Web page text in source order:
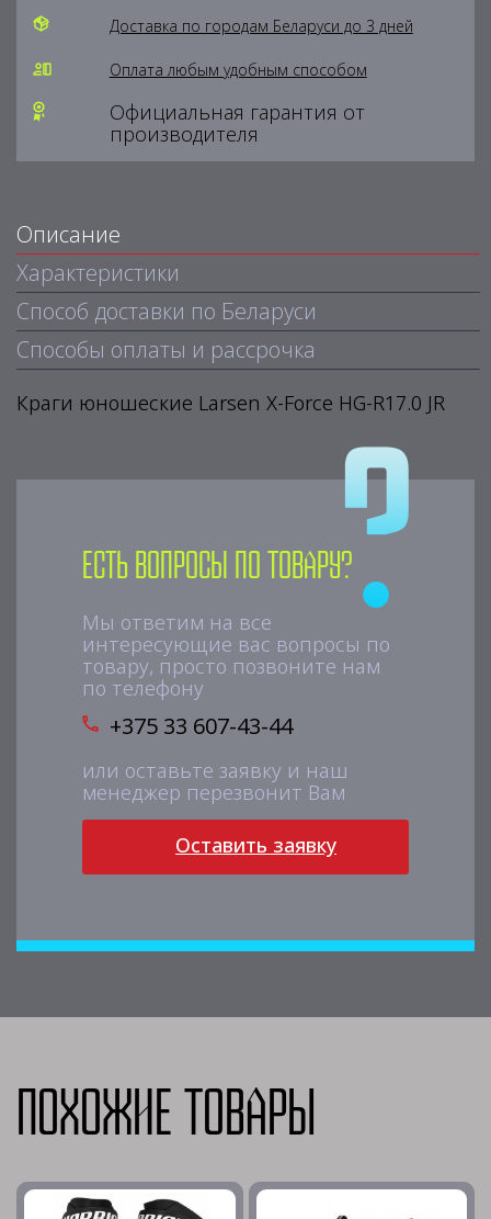
Доставка по городам Беларуси до 3 дней
Оплата любым удобным способом
Официальная гарантия от
производителя
Описание
Характеристики
Способ доставки по Беларуси
Способы оплаты и рассрочка
Краги юношеские Larsen X-Force HG-R17.0 JR
Есть вопросы по товару?
Мы ответим на все
интересующие вас вопросы по
товару, просто позвоните нам
по телефону
+375 33 607-43-44
или оставьте заявку и наш
менеджер перезвонит Вам
Оставить заявку
Похожие товары